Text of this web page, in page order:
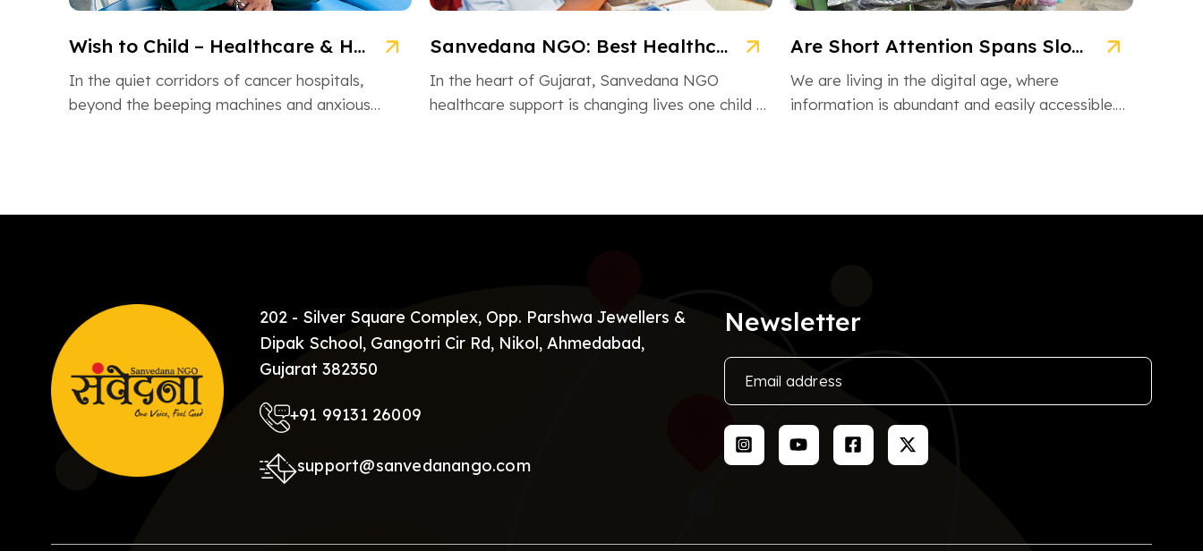
Wish to Child – Healthcare & Hope for Cancer Kids in Gujarat
In the quiet corridors of cancer hospitals,
beyond the beeping machines and anxious
Sanvedana NGO: Best Healthcare & Cancer Support in Gujarat
In the heart of Gujarat, Sanvedana NGO
healthcare support is changing lives one child at
Are Short Attention Spans Slowing Down Children’s Learning?
We are living in the digital age, where
information is abundant and easily accessible.
202 - Silver Square Complex, Opp. Parshwa Jewellers &
Dipak School, Gangotri Cir Rd, Nikol, Ahmedabad,
Gujarat 382350
+91 99131 26009
support@sanvedanango.com
Newsletter